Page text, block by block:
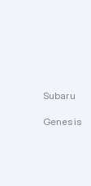
Subaru
Genesis